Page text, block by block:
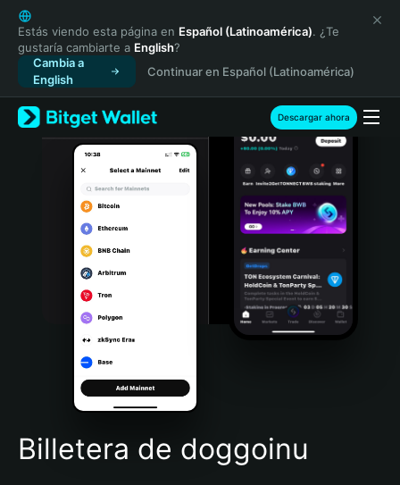
English
日本語
Tiếng Việt
Русский
Español (Latinoamérica)
Türkçe
Italiano
Português (Portugal)
Bahasa Indonesia
Português (Brasil)
Español (Argentina)
Estás viendo esta página en Español (Latinoamérica). ¿Te
gustaría cambiarte a English?
Cambia a
English
Continuar en Español (Latinoamérica)
Descargar ahora
Billetera de doggoinu